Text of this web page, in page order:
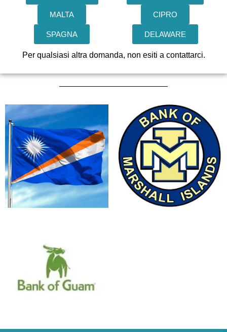
MALTA CIPRO
SPAGNA DELAWARE
Per qualsiasi altra domanda, non esiti a contattarci.